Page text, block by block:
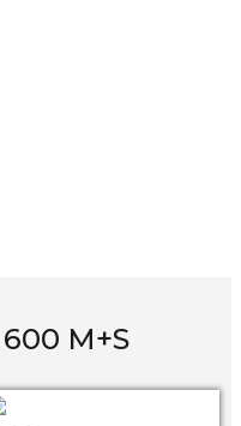
M+S